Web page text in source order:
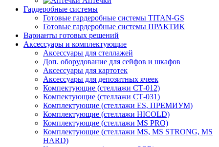
Гардеробные системы
Готовые гардеробные системы TITAN-GS
Готовые гардеробные системы ПРАКТИК
Варианты готовых решений
Аксессуары и комплектующие
Аксессуары для стеллажей
Доп. оборудование для сейфов и шкафов
Аксессуары для картотек
Аксессуары для депозитных ячеек
Компектующие (стеллажи СТ-012)
Компектующие (стеллажи СТ-031)
Комплектующие (стеллажи ES, ПРЕМИУМ)
Комплектующие (стеллажи HICOLD)
Комплектующие (стеллажи MS PRO)
Комплектующие (стеллажи MS, MS STRONG, MS
HARD)